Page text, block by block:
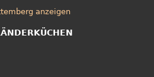
anzeigen